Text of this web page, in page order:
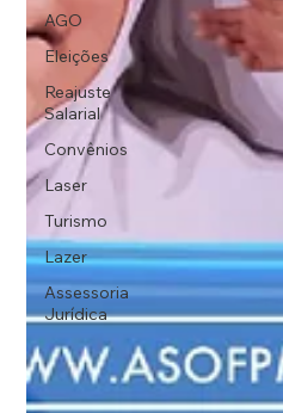
AGO
Eleições
Reajuste
Salarial
Convênios
Laser
Turismo
Lazer
Assessoria
Jurídica